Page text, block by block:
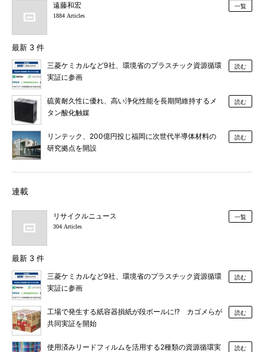
遠藤和宏
1884 Articles
一覧
最新 3 件
三菱ケミカルなど9社、環境省のプラスチック資源循環
実証に参画
読む
硫黄耐久性に優れ、高い浄化性能を長期間維持するメ
タン酸化触媒
読む
リンテック、200億円投じ福岡に次世代半導体材料の
研究拠点を開設
読む
連載
リサイクルニュース
304 Articles
一覧
最新 3 件
三菱ケミカルなど9社、環境省のプラスチック資源循環
実証に参画
読む
工場で発生する紙容器損紙が段ボールに!? カゴメらが
共同実証を開始
読む
使用済みリードフィルムを活用する2種類の資源循環実
読む